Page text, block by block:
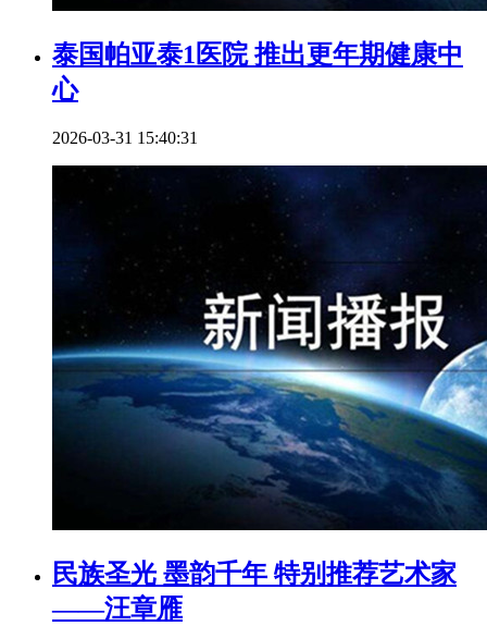
泰国帕亚泰1医院 推出更年期健康中
心
2026-03-31 15:40:31
民族圣光 墨韵千年 特别推荐艺术家
——汪章雁